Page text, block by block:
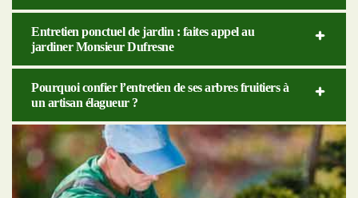
Entretien ponctuel de jardin : faites appel au
jardiner Monsieur Dufresne
Pourquoi confier l’entretien de ses arbres fruitiers à
un artisan élagueur ?